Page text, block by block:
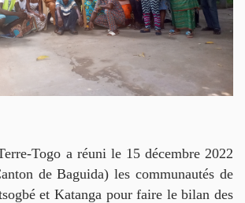
Togo a réuni le 15 décembre 2022
de Baguida) les communautés de
et Katanga pour faire le bilan des